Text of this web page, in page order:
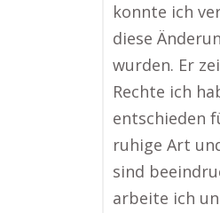
konnte ich
diese
wurden. Er
Rechte ich
entschieden
ruhige Art
sind
arbeite ich